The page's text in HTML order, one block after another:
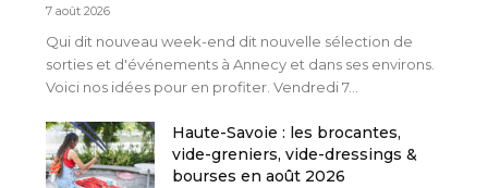
7 août 2026
Qui dit nouveau week-end dit nouvelle sélection de
sorties et d'événements à Annecy et dans ses environs.
Voici nos idées pour en profiter. Vendredi 7...
Haute-Savoie : les brocantes,
vide-greniers, vide-dressings &
bourses en août 2026